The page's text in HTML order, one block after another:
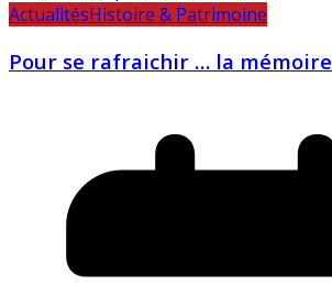
ActualitésHistoire & Patrimoine
Pour se rafraichir … la mémoire